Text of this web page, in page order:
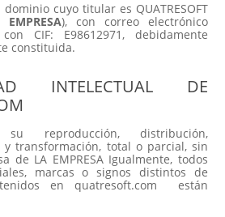
cuyo titular es QUATRESOFT
), con correo electrónico
CIF: E98612971, debidamente
constituida.
INTELECTUAL DE
reproducción, distribución,
y transformación, total o parcial, sin
de LA EMPRESA Igualmente, todos
marcas o signos distintos de
en quatresoft.com están